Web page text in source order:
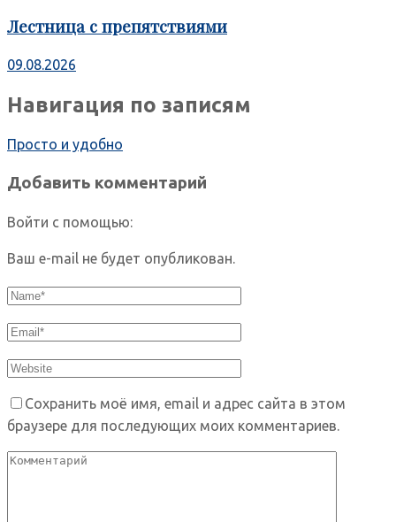
Лестница с препятствиями
09.08.2026
Навигация по записям
Просто и удобно
Добавить комментарий
Войти с помощью:
Ваш e-mail не будет опубликован.
Сохранить моё имя, email и адрес сайта в этом
браузере для последующих моих комментариев.